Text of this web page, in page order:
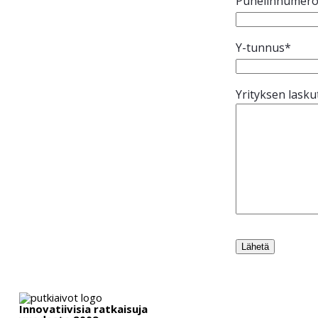
Y-tunnus*
Yrityksen
Innovatiivisia ratkaisuja